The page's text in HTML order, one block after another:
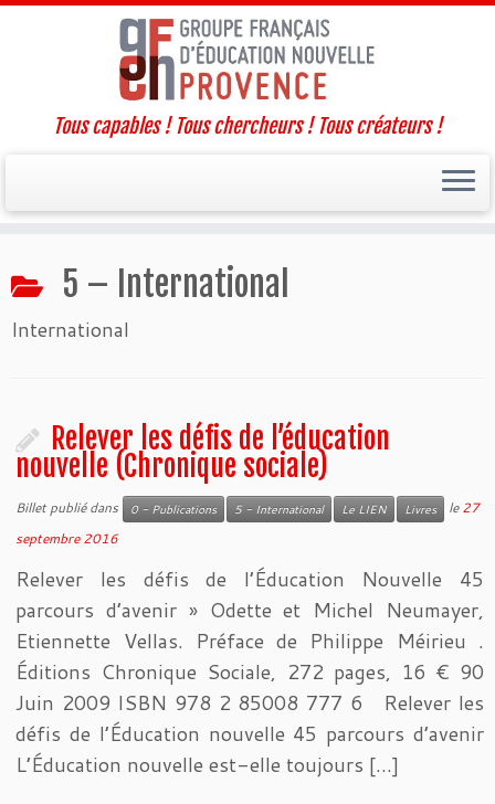
au
Tous capables ! Tous chercheurs ! Tous créateurs !
5 – International
International
Relever les défis de l’éducation
nouvelle (Chronique sociale)
Billet publié dans 0 - Publications 5 - International Le LIEN Livres le27
septembre 2016
Relever les défis de l’Éducation Nouvelle 45
parcours d’avenir » Odette et Michel Neumayer,
Etiennette Vellas. Préface de Philippe Méirieu .
Éditions Chronique Sociale, 272 pages, 16 € 90
Juin 2009 ISBN 978 2 85008 777 6 Relever les
défis de l’Éducation nouvelle 45 parcours d’avenir
L’Éducation nouvelle est-elle toujours […]